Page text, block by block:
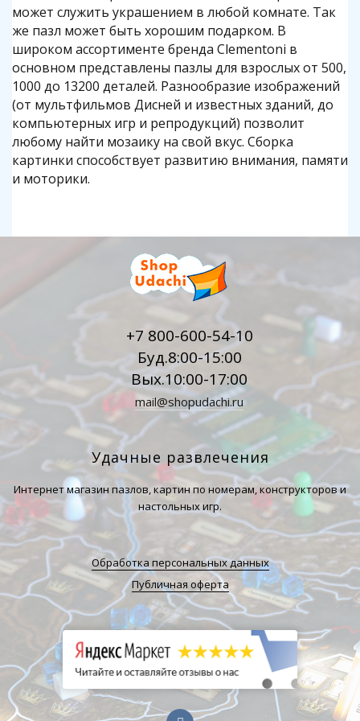
может служить украшением в любой комнате. Так
же пазл может быть хорошим подарком. В
широком ассортименте бренда Clementoni в
основном представлены пазлы для взрослых от 500,
1000 до 13200 деталей. Разнообразие изображений
(от мультфильмов Дисней и известных зданий, до
компьютерных игр и репродукций) позволит
любому найти мозаику на свой вкус. Сборка
картинки способствует развитию внимания, памяти
и моторики.
+7 800-600-54-10
Буд.8:00-15:00
Вых.10:00-17:00
mail@shopudachi.ru
Удачные развлечения
Интернет магазин пазлов, картин по номерам, конструкторов и
настольных игр.
Обработка персональных данных
Публичная оферта